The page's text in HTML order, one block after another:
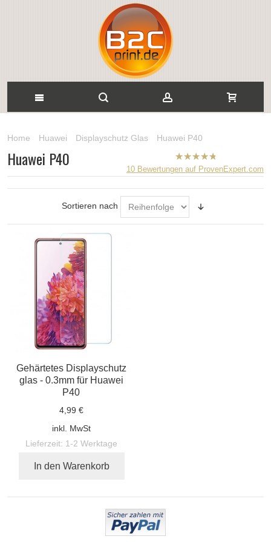
Home Huawei Displayschutz Glas Huawei P40
B2CPrint
hat5von
5
Sternen |
10 Bewertungen auf ProvenExpert.com
Huawei P40
Sortieren nach
Gehärtetes Displayschutz
glas - 0.3mm für Huawei
P40
4,99 €
inkl. MwSt
Lieferzeit: 1-2 Werktage
In den Warenkorb